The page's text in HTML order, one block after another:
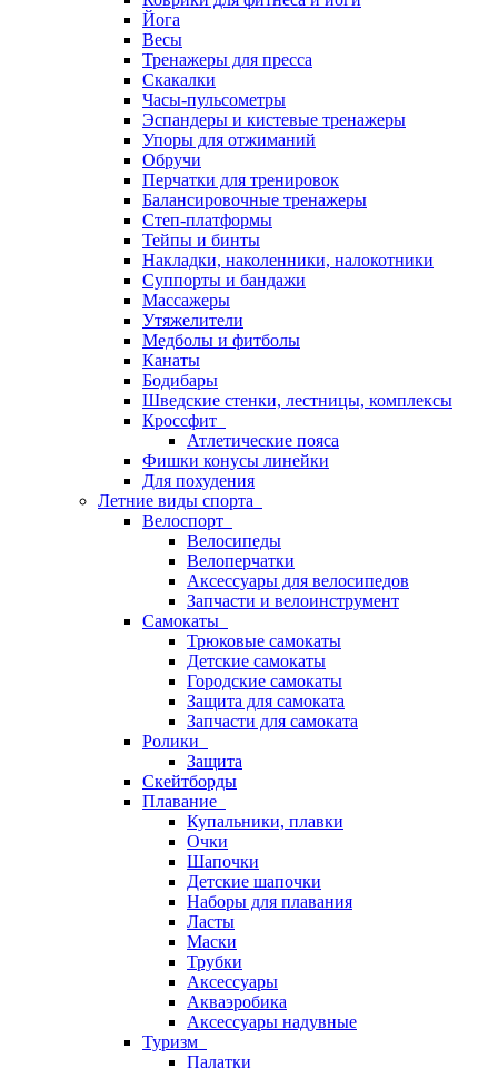
Йога
Весы
Тренажеры для пресса
Скакалки
Часы-пульсометры
Эспандеры и кистевые тренажеры
Упоры для отжиманий
Обручи
Перчатки для тренировок
Балансировочные тренажеры
Степ-платформы
Тейпы и бинты
Накладки, наколенники, налокотники
Суппорты и бандажи
Массажеры
Утяжелители
Медболы и фитболы
Канаты
Бодибары
Шведские стенки, лестницы, комплексы
Кроссфит
Атлетические пояса
Фишки конусы линейки
Для похудения
Летние виды спорта
Велоспорт
Велосипеды
Велоперчатки
Аксессуары для велосипедов
Запчасти и велоинструмент
Самокаты
Трюковые самокаты
Детские самокаты
Городские самокаты
Защита для самоката
Запчасти для самоката
Ролики
Защита
Скейтборды
Плавание
Купальники, плавки
Очки
Шапочки
Детские шапочки
Наборы для плавания
Ласты
Маски
Трубки
Аксессуары
Акваэробика
Аксессуары надувные
Туризм
Палатки